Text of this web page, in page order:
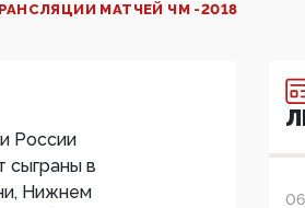
МАТЧЕЙ ЧМ -2018
России
сыграны в
Нижнем